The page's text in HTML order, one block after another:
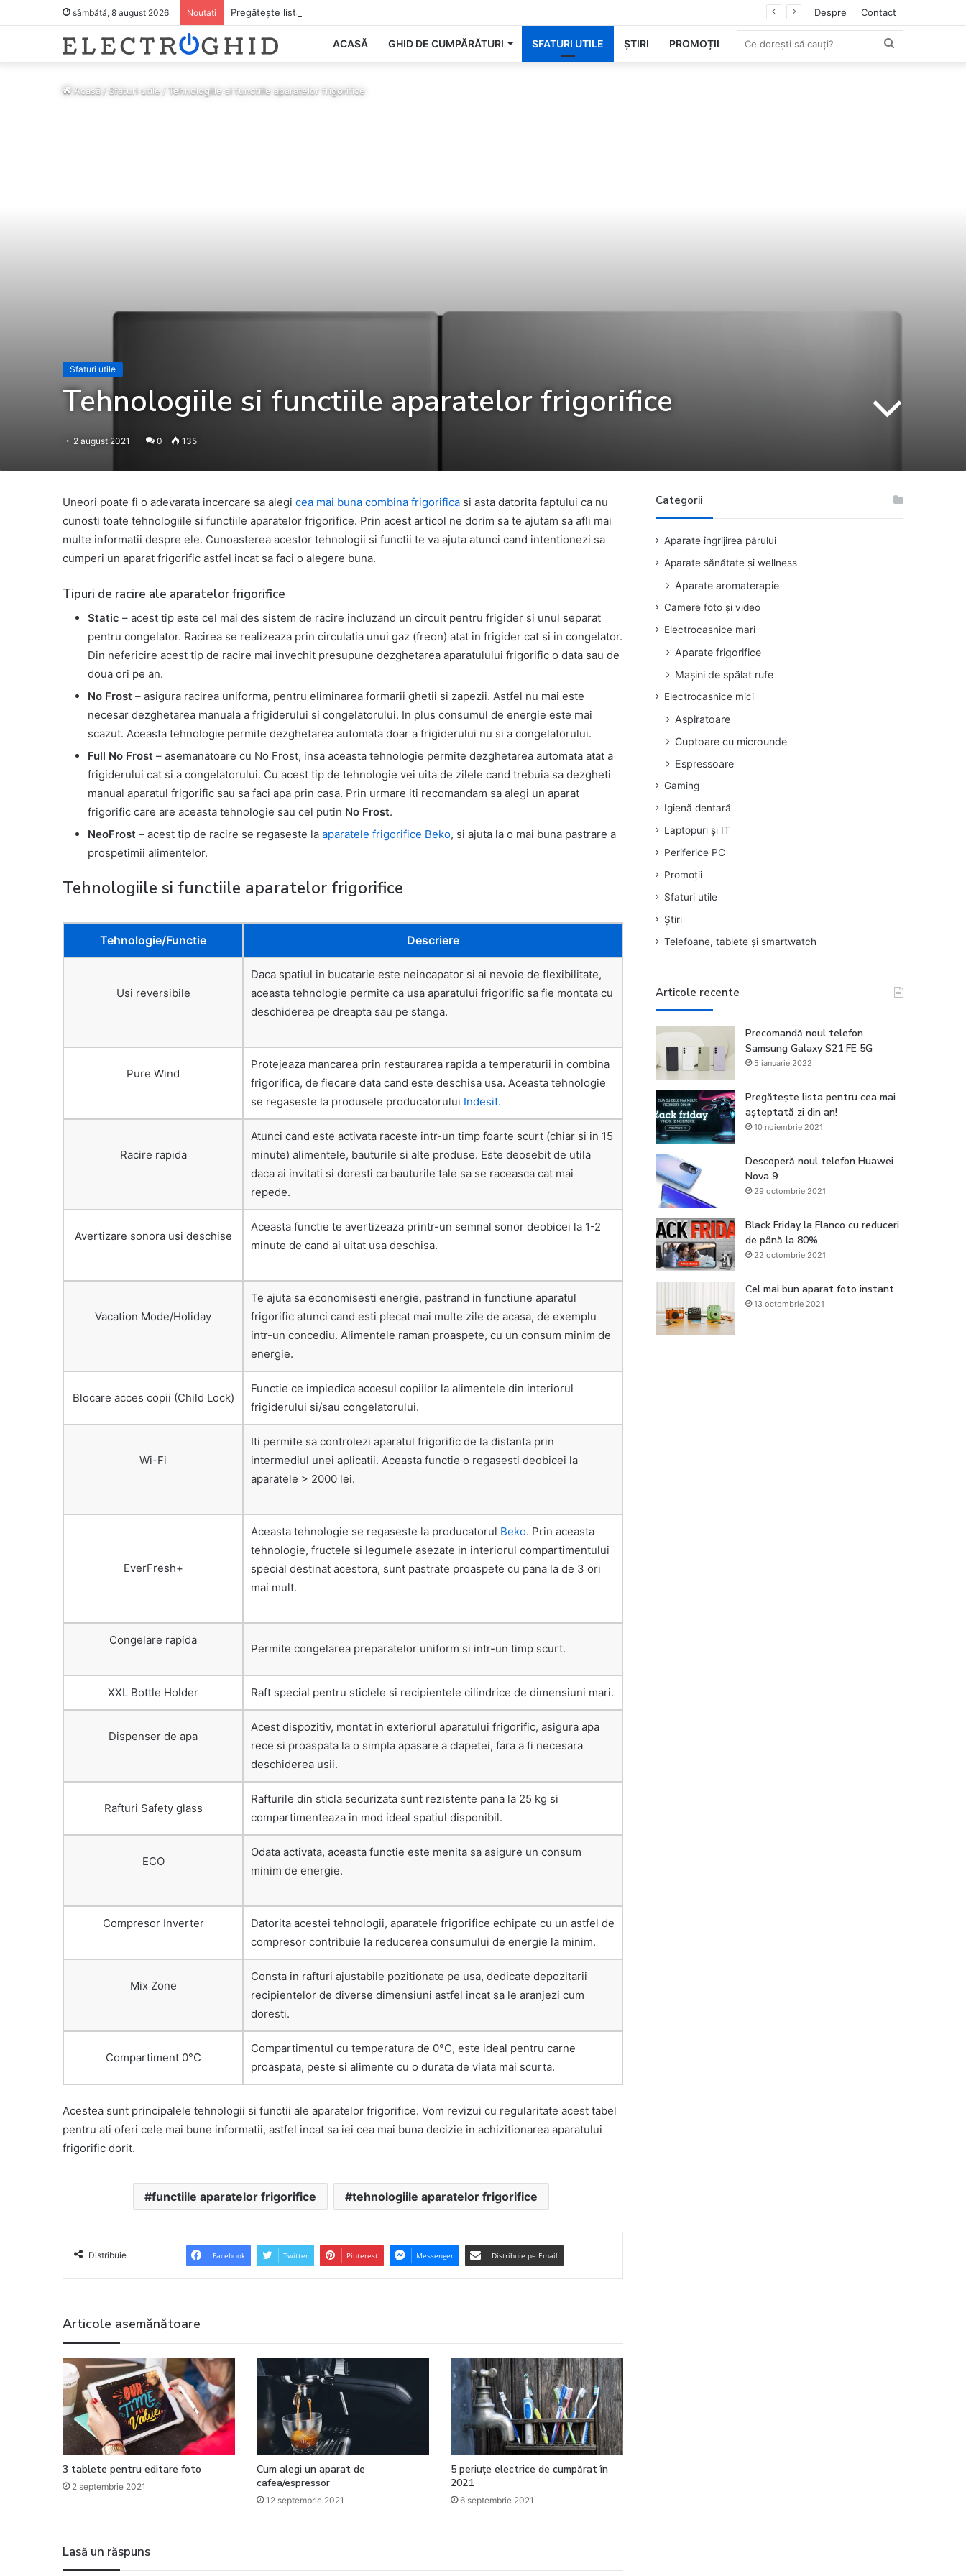
sâmbătă, 8 august 2026 Noutati Pregătește lista pentru cea mai așteptată zi din an! Despre Contact
ACASĂ GHID DE CUMPĂRĂTURI SFATURI UTILE ȘTIRI PROMOȚII
Acasă /Sfaturi utile/ Tehnologiile si functiile aparatelor frigorifice
Sfaturi utile
Tehnologiile si functiile aparatelor frigorifice
2 august 2021 0 135
Uneori poate fi o adevarata incercare sa alegi cea mai buna combina frigorifica si asta datorita faptului ca nu
cunosti toate tehnologiile si functiile aparatelor frigorifice. Prin acest articol ne dorim sa te ajutam sa afli mai
multe informatii despre ele. Cunoasterea acestor tehnologii si functii te va ajuta atunci cand intentionezi sa
cumperi un aparat frigorific astfel incat sa faci o alegere buna.
Tipuri de racire ale aparatelor frigorifice
Static – acest tip este cel mai des sistem de racire incluzand un circuit pentru frigider si unul separat
pentru congelator. Racirea se realizeaza prin circulatia unui gaz (freon) atat in frigider cat si in congelator.
Din nefericire acest tip de racire mai invechit presupune dezghetarea aparatulului frigorific o data sau de
doua ori pe an.
No Frost – asigura racirea uniforma, pentru eliminarea formarii ghetii si zapezii. Astfel nu mai este
necesar dezghetarea manuala a frigiderului si congelatorului. In plus consumul de energie este mai
scazut. Aceasta tehnologie permite dezghetarea automata doar a frigiderului nu si a congelatorului.
Full No Frost – asemanatoare cu No Frost, insa aceasta tehnologie permite dezghetarea automata atat a
frigiderului cat si a congelatorului. Cu acest tip de tehnologie vei uita de zilele cand trebuia sa dezgheti
manual aparatul frigorific sau sa faci apa prin casa. Prin urmare iti recomandam sa alegi un aparat
frigorific care are aceasta tehnologie sau cel putin No Frost.
NeoFrost – acest tip de racire se regaseste la aparatele frigorifice Beko, si ajuta la o mai buna pastrare a
prospetimii alimentelor.
Tehnologiile si functiile aparatelor frigorifice
Tehnologie/Functie Descriere
Usi reversibile
Daca spatiul in bucatarie este neincapator si ai nevoie de flexibilitate,
aceasta tehnologie permite ca usa aparatului frigorific sa fie montata cu
deschiderea pe dreapta sau pe stanga.
Pure Wind
Protejeaza mancarea prin restaurarea rapida a temperaturii in combina
frigorifica, de fiecare data cand este deschisa usa. Aceasta tehnologie
se regaseste la produsele producatorului Indesit.
Racire rapida
Atunci cand este activata raceste intr-un timp foarte scurt (chiar si in 15
minute) alimentele, bauturile si alte produse. Este deosebit de utila
daca ai invitati si doresti ca bauturile tale sa se raceasca cat mai
repede.
Avertizare sonora usi deschise
Aceasta functie te avertizeaza printr-un semnal sonor deobicei la 1-2
minute de cand ai uitat usa deschisa.
Vacation Mode/Holiday
Te ajuta sa economisesti energie, pastrand in functiune aparatul
frigorific atunci cand esti plecat mai multe zile de acasa, de exemplu
intr-un concediu. Alimentele raman proaspete, cu un consum minim de
energie.
Blocare acces copii (Child Lock)
Functie ce impiedica accesul copiilor la alimentele din interiorul
frigiderului si/sau congelatorului.
Wi-Fi
Iti permite sa controlezi aparatul frigorific de la distanta prin
intermediul unei aplicatii. Aceasta functie o regasesti deobicei la
aparatele > 2000 lei.
EverFresh+
Aceasta tehnologie se regaseste la producatorul Beko. Prin aceasta
tehnologie, fructele si legumele asezate in interiorul compartimentului
special destinat acestora, sunt pastrate proaspete cu pana la de 3 ori
mai mult.
Congelare rapida
Permite congelarea preparatelor uniform si intr-un timp scurt.
XXL Bottle Holder Raft special pentru sticlele si recipientele cilindrice de dimensiuni mari.
Dispenser de apa
Acest dispozitiv, montat in exteriorul aparatului frigorific, asigura apa
rece si proaspata la o simpla apasare a clapetei, fara a fi necesara
deschiderea usii.
Rafturi Safety glass
Rafturile din sticla securizata sunt rezistente pana la 25 kg si
compartimenteaza in mod ideal spatiul disponibil.
ECO
Odata activata, aceasta functie este menita sa asigure un consum
minim de energie.
Compresor Inverter
Datorita acestei tehnologii, aparatele frigorifice echipate cu un astfel de
compresor contribuie la reducerea consumului de energie la minim.
Mix Zone
Consta in rafturi ajustabile pozitionate pe usa, dedicate depozitarii
recipientelor de diverse dimensiuni astfel incat sa le aranjezi cum
doresti.
Compartiment 0°C
Compartimentul cu temperatura de 0°C, este ideal pentru carne
proaspata, peste si alimente cu o durata de viata mai scurta.
Acestea sunt principalele tehnologii si functii ale aparatelor frigorifice. Vom revizui cu regularitate acest tabel
pentru ati oferi cele mai bune informatii, astfel incat sa iei cea mai buna decizie in achizitionarea aparatului
frigorific dorit.
functiile aparatelor frigorifice tehnologiile aparatelor frigorifice
Distribuie Facebook Twitter Pinterest Messenger Distribuie pe Email
Articole asemănătoare
3 tablete pentru editare foto
2 septembrie 2021
Cum alegi un aparat de
cafea/espressor
12 septembrie 2021
5 periuțe electrice de cumpărat în
2021
6 septembrie 2021
Lasă un răspuns
Categorii
Aparate îngrijirea părului
Aparate sănătate și wellness
Aparate aromaterapie
Camere foto și video
Electrocasnice mari
Aparate frigorifice
Mașini de spălat rufe
Electrocasnice mici
Aspiratoare
Cuptoare cu microunde
Espressoare
Gaming
Igienă dentară
Laptopuri și IT
Periferice PC
Promoții
Sfaturi utile
Știri
Telefoane, tablete și smartwatch
Articole recente
Precomandă noul telefon
Samsung Galaxy S21 FE 5G
5 ianuarie 2022
Pregătește lista pentru cea mai
așteptată zi din an!
10 noiembrie 2021
Descoperă noul telefon Huawei
Nova 9
29 octombrie 2021
Black Friday la Flanco cu reduceri
de până la 80%
22 octombrie 2021
Cel mai bun aparat foto instant
13 octombrie 2021